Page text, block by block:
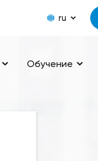
ru
Обучение